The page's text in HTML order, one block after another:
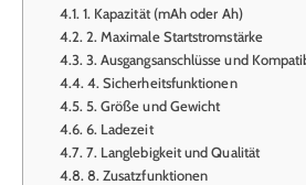
1. Kapazität (mAh oder Ah)
2. Maximale Startstromstärke
3. Ausgangsanschlüsse und
4. Sicherheitsfunktionen
5. Größe und Gewicht
6. Ladezeit
7. Langlebigkeit und Qualität
8. Zusatzfunktionen